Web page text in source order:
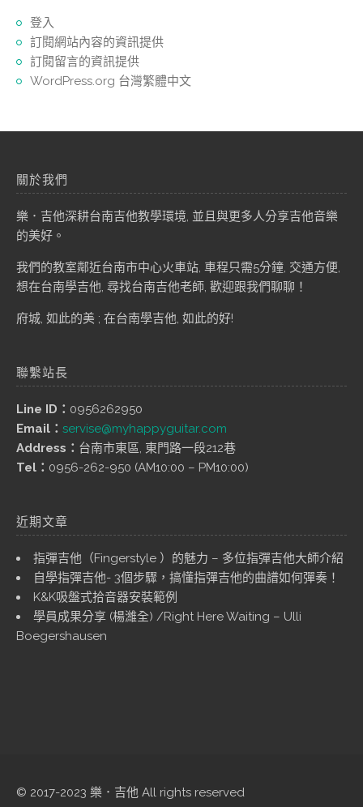
登入
訂閱網站內容的資訊提供
訂閱留言的資訊提供
WordPress.org 台灣繁體中文
關於我們
樂．吉他深耕台南吉他教學環境, 並且與更多人分享吉他音樂
的美好。
我們的教室鄰近台南市中心火車站, 車程只需5分鐘, 交通方便,
想在台南學吉他, 尋找台南吉他老師, 歡迎跟我們聊聊！
府城, 如此的美 ; 在台南學吉他, 如此的好!
聯繫站長
Line ID： 0956262950
Email： servise@myhappyguitar.com
Address： 台南市東區, 東門路一段212巷
Tel： 0956-262-950 (AM10:00 – PM10:00)
近期文章
指彈吉他（Fingerstyle ）的魅力 – 多位指彈吉他大師介紹
自學指彈吉他- 3個步驟，搞懂指彈吉他的曲譜如何彈奏！
K&K吸盤式拾音器安裝範例
學員成果分享 (楊濰全) /Right Here Waiting – Ulli
Boegershausen
© 2017-2023 樂．吉他 All rights reserved